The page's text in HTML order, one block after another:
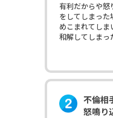
有利だからや
をしてしまった
めこまれてしま
和解してしまっ
不倫相
怒鳴り